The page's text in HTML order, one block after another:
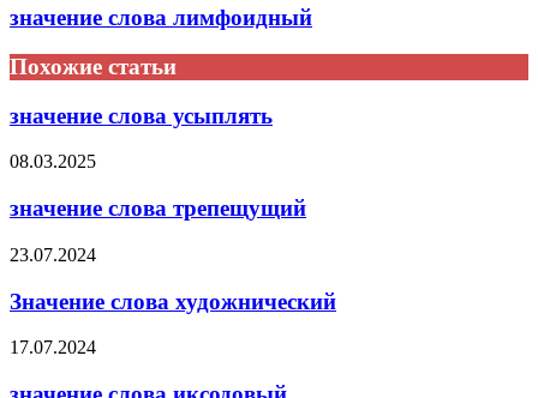
значение слова лимфоидный
Похожие статьи
значение слова усыплять
08.03.2025
значение слова трепещущий
23.07.2024
Значение слова художнический
17.07.2024